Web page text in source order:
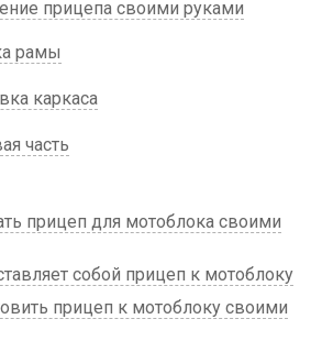
прицепа своими руками
рамы
каркаса
часть
прицеп для мотоблока своими
собой прицеп к мотоблоку
прицеп к мотоблоку своими